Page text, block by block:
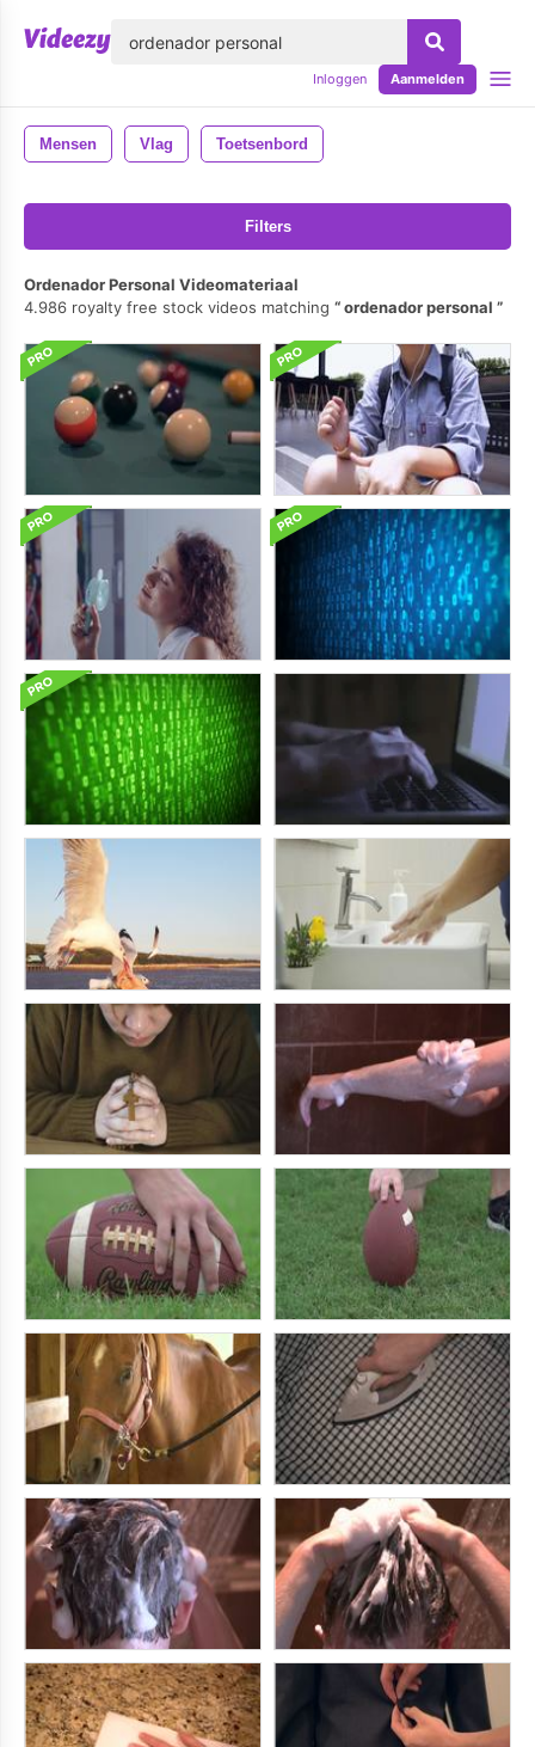
Inloggen Aanmelden
Mensen Vlag Toetsenbord
Filters
Ordenador Personal Videomateriaal
4.986 royalty free stock videos matching
ordenador personal